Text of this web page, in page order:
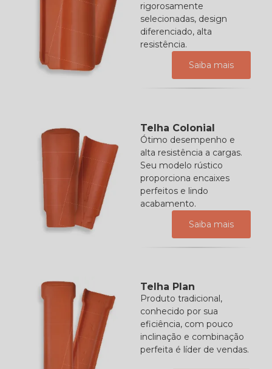
rigorosamente
selecionadas, design
diferenciado, alta
resistência.
Saiba mais
Telha Colonial
Ótimo desempenho e
alta resistência a cargas.
Seu modelo rústico
proporciona encaixes
perfeitos e lindo
acabamento.
Saiba mais
Telha Plan
Produto tradicional,
conhecido por sua
eficiência, com pouco
inclinação e combinação
perfeita é líder de vendas.